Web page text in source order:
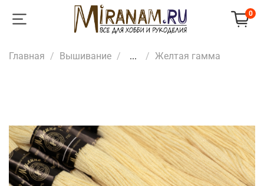
0
Главная Вышивание ... Желтая гамма